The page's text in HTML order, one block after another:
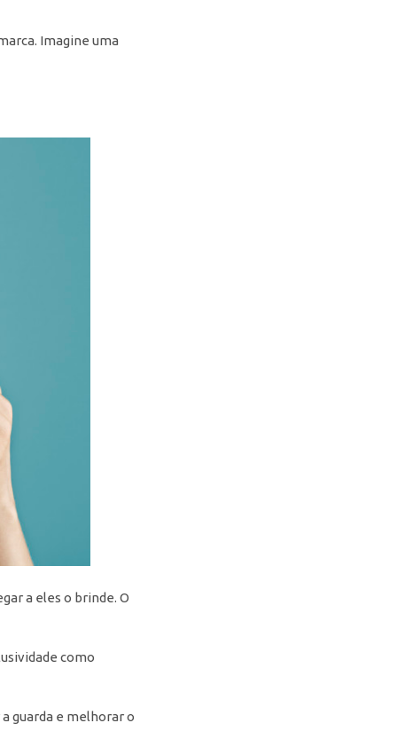
Imagine uma
a eles o brinde. O
como
guarda e melhorar o